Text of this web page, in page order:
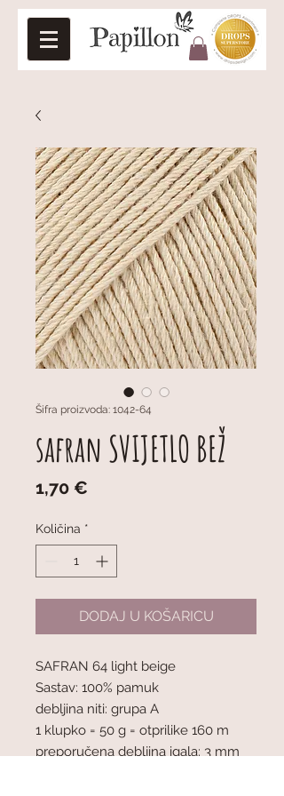
Šifra proizvoda: 1042-64
safran SVIJETLO BEŽ
1,70 €
Količina *
DODAJ U KOŠARICU
SAFRAN 64 light beige
Sastav: 100% pamuk
debljina niti: grupa A
1 klupko = 50 g = otprilike 160 m
preporučena debljina igala: 3 mm